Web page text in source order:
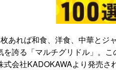
あれば和食、洋食、中華とジ
を誇る「マルチグリドル」。
式会社KADOKAWAより発売さ